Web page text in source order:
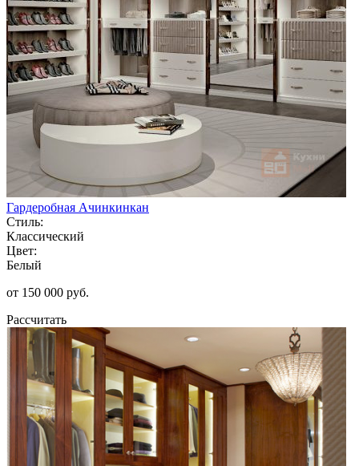
Гардеробная Ачинкинкан
Стиль:
Классический
Цвет:
Белый
от 150 000 руб.
Рассчитать